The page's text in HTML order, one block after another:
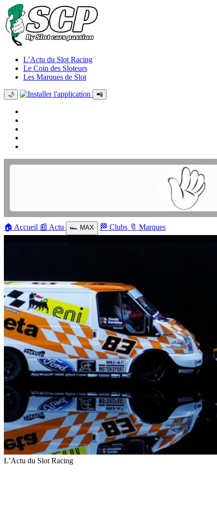
L’Actu du Slot Racing
Le Coin des Sloteurs
Les Marques de Slot
🌙 📲
🏠 Accueil 📰 Actu 🏎️ MAX 🏁 Clubs 🔖 Marques
L’Actu du Slot Racing